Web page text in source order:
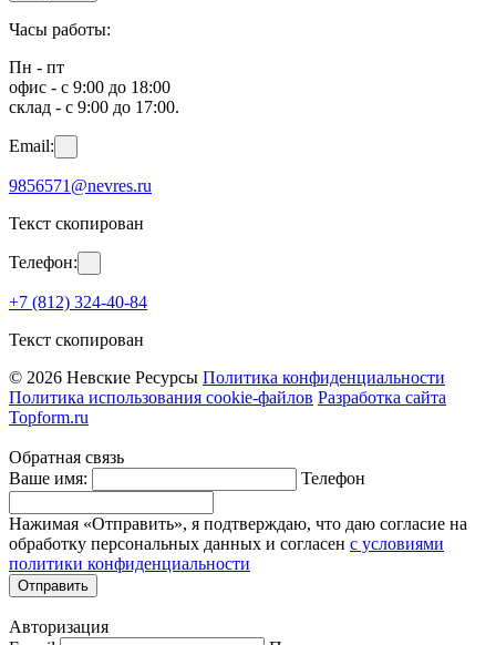
Часы работы:
Пн - пт
офис - с 9:00 до 18:00
склад - с 9:00 до 17:00.
Email:
9856571@nevres.ru
Текст скопирован
Телефон:
+7 (812) 324-40-84
Текст скопирован
© 2026 Невские Ресурсы Политика конфиденциальности
Политика использования cookie-файлов Разработка сайта
Topform.ru
Обратная связь
Ваше имя:
Телефон
Нажимая «Отправить», я подтверждаю, что даю согласие на
обработку персональных данных и согласен с условиями
политики конфиденциальности
Отправить
Авторизация